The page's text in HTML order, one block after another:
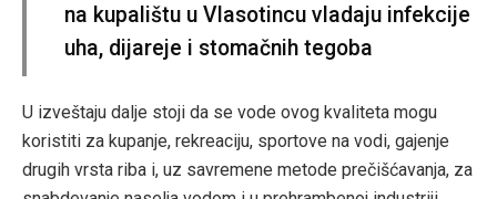
na kupalištu u Vlasotincu vladaju infekcije
uha, dijareje i stomačnih tegoba
U izveštaju dalje stoji da se vode ovog kvaliteta mogu
koristiti za kupanje, rekreaciju, sportove na vodi, gajenje
drugih vrsta riba i, uz savremene metode prečišćavanja, za